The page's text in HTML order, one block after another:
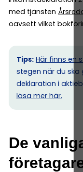
med tjänsten
oavsett vilket
Tips: Här finns en
stegen när du ska
deklaration i
läsa mer här.
De